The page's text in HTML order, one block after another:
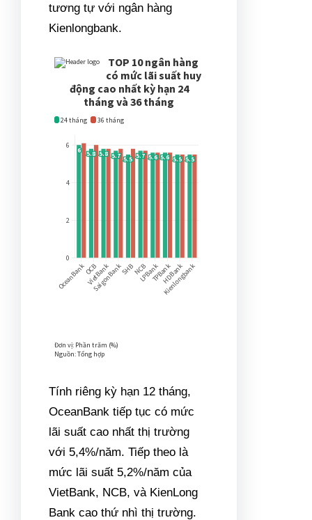
tương tự với ngân hàng
Kienlongbank.
Tính riêng kỳ hạn 12 tháng,
OceanBank tiếp tục có mức
lãi suất cao nhất thị trường
với 5,4%/năm. Tiếp theo là
mức lãi suất 5,2%/năm của
VietBank, NCB, và KienLong
Bank cao thứ nhì thị trường.